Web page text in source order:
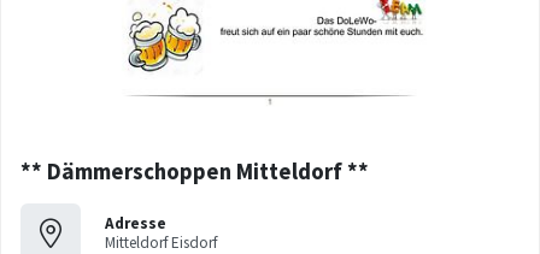
** Dämmerschoppen Mitteldorf **
Adresse
Mitteldorf Eisdorf